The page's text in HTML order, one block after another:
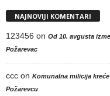
NAJNOVIJI KOMENTARI
123456 on Od 10. avgusta
Požarevac
ccc on Komunalna milicija
Požarevcu